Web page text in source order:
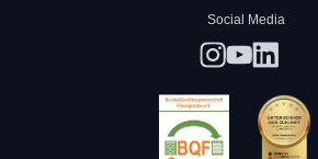
Social Media